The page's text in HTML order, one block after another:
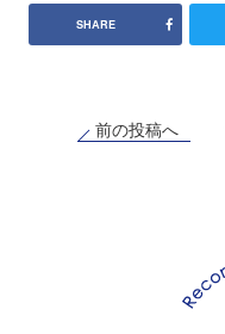
SHARE
前の投稿へ